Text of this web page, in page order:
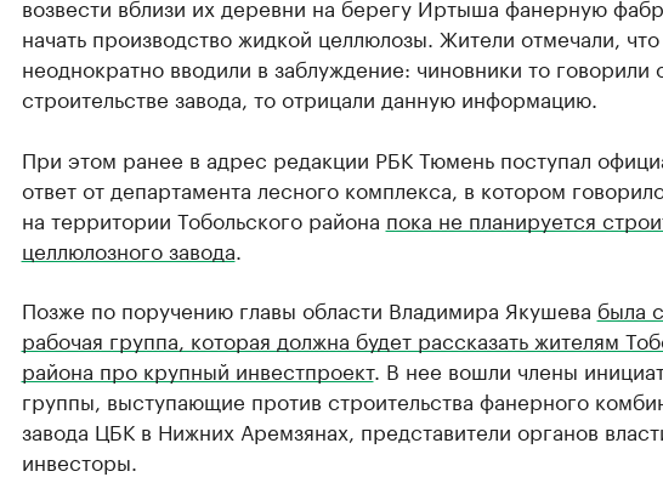
начать производство жидкой целлюлозы. Жители отмечали,
неоднократно вводили в заблуждение: чиновники то говорили
строительстве завода, то отрицали данную информацию.
При этом ранее в адрес редакции РБК Тюмень поступал
ответ от департамента лесного комплекса, в котором
на территории Тобольского района пока не планируется
целлюлозного завода
Позже по поручению главы области Владимира Якушева была
рабочая группа, которая должна будет рассказать жителям
района про крупный инвестпроект. В нее вошли члены
группы, выступающие против строительства фанерного
завода ЦБК в Нижних Аремзянах, представители органов
инвесторы.